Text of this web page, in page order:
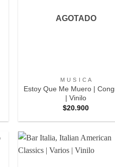
AGOTADO
M U S I C A
Estoy Que Me Muero |
| Vinilo
$20.900